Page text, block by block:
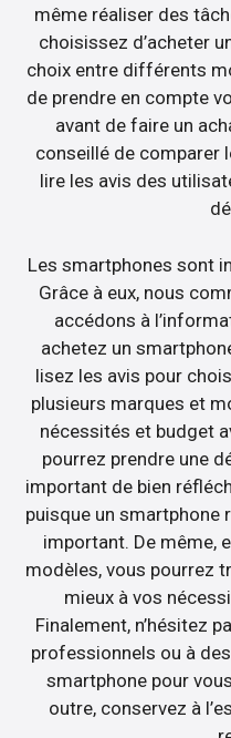
même réaliser des
choisissez d’acheter
choix entre différents
de prendre en compte
avant de faire un
conseillé de comparer
lire les avis des
Les smartphones sont
Grâce à eux, nous
accédons à
achetez un
lisez les avis pour
plusieurs marques et
nécessités et budget
pourrez prendre une
important de bien
puisque un smartphone
important. De même,
modèles, vous pourrez
mieux à vos
Finalement, n’hésitez
professionnels ou à
smartphone pour
outre, conservez à